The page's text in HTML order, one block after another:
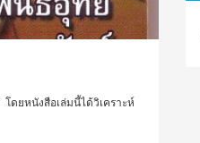
ดยหนังสือเล่มนี้ได้วิเคราะห์